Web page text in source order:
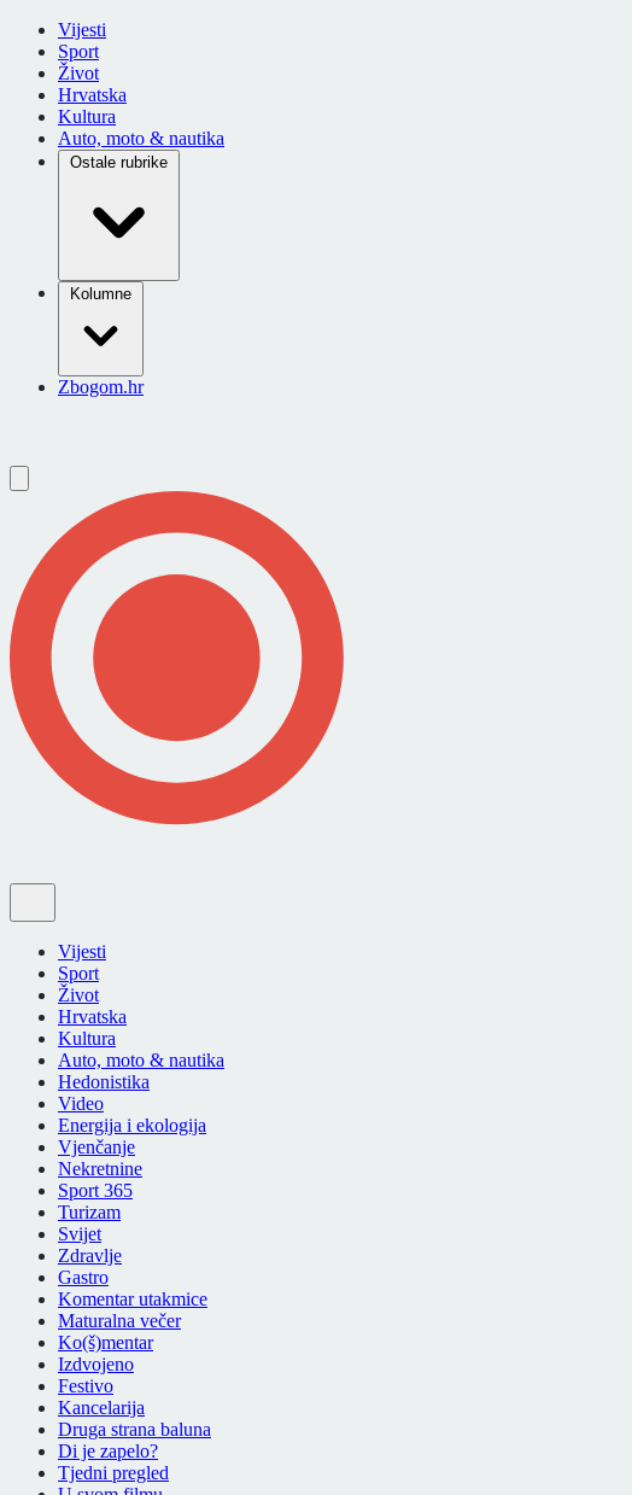
Vijesti
Sport
Život
Hrvatska
Kultura
Auto, moto & nautika
Ostale rubrike
Kolumne
Zbogom.hr
Vijesti
Sport
Život
Hrvatska
Kultura
Auto, moto & nautika
Hedonistika
Video
Energija i ekologija
Vjenčanje
Nekretnine
Sport 365
Turizam
Svijet
Zdravlje
Gastro
Komentar utakmice
Maturalna večer
Ko(š)mentar
Izdvojeno
Festivo
Kancelarija
Druga strana baluna
Di je zapelo?
Tjedni pregled